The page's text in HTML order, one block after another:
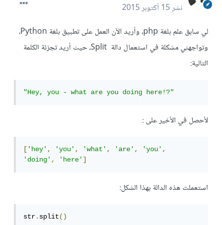
نشر15 أكتوبر 2015
لي سابق علم بلغة php، وأريد الآن العمل على تطبيق بلغة Python،
وتواجهني مشكلة في استعمال دالة Split، حيث أريد تجزئة الكلمة
التالية:
"Hey, you - what are you doing here!?"
لأحصل في الأخير على :
['hey', 'you', 'what', 'are', 'you',
'doing', 'here']
استعملت هذه الدالة بهذا الشكل:
str.split()